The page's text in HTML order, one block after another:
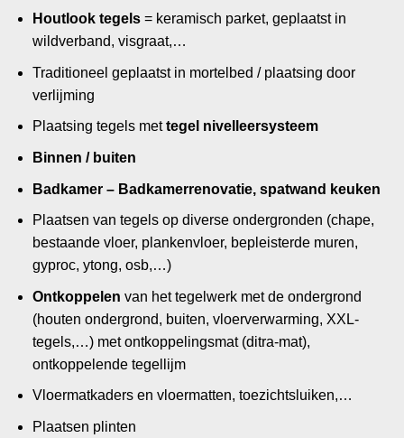
Houtlook tegels= keramisch parket, geplaatst in
wildverband, visgraat,…
Traditioneel geplaatst in mortelbed / plaatsing door
verlijming
Plaatsing tegels mettegel nivelleersysteem
Binnen / buiten
Badkamer – Badkamerrenovatie, spatwand keuken
Plaatsen van tegels op diverse ondergronden (chape,
bestaande vloer, plankenvloer, bepleisterde muren,
gyproc, ytong, osb,…)
Ontkoppelen van het tegelwerk met de ondergrond
(houten ondergrond, buiten, vloerverwarming, XXL-
tegels,…) met ontkoppelingsmat (ditra-mat),
ontkoppelende tegellijm
Vloermatkaders en vloermatten, toezichtsluiken,…
Plaatsen plinten